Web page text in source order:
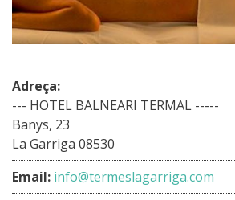
Adreça:
--- HOTEL BALNEARI TERMAL -----
Banys, 23
La Garriga 08530
Email: info@termeslagarriga.com